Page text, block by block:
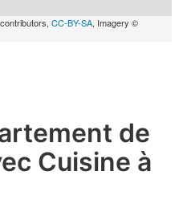
contributors, CC-BY-SA, Imagery ©
de
Cuisine à